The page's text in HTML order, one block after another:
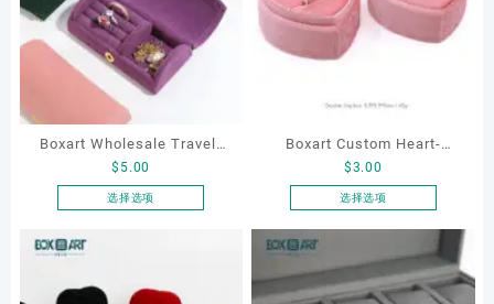
Boxart Wholesale Travel-
Friendly Arched Jewelry
Case for Compact Ring
Velvet Lining
$ 5.00
选择选项
有
Boxart Custom Heart-
Shaped Velvet Ring Box
Wedding Proposal Jewelry
Gift Box for Engagement
Diamond Rings Jewelry
Packaging
$3.00
选择选项
品
有